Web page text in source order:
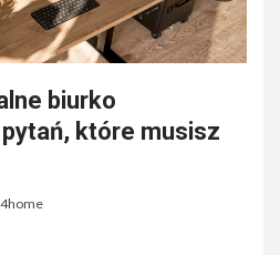
biurko
które musisz